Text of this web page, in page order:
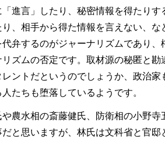
進言」したり、秘密情報を得たりす
、相手から得た情報を言えない、な
弁するのがジャーナリズムであり、
ズムの否定です。取材源の秘匿と勘
ントだというのでしょうか、政治家
たちも堕落しているようです。
農水相の斎藤健氏、防衛相の小野寺
と思いますが、林氏は文科省と官邸